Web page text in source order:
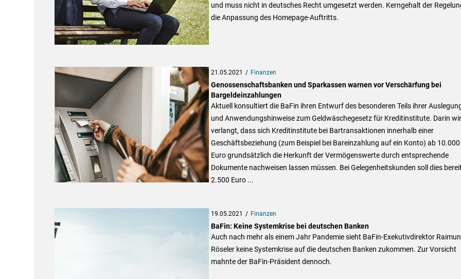
und muss nicht in deutsches Recht umgesetzt werden. Kerngehalt der
die Anpassung des Homepage-Auftritts.
21.05.2021 Finanzen
Genossenschaftsbanken und Sparkassen warnen vor Verschärfung bei
Bargeldeinzahlungen
Aktuell konsultiert die BaFin ihren Entwurf des besonderen Teils ihrer
und Anwendungshinweise zum Geldwäschegesetz für Kreditinstitute. Darin
verlangt, dass sich Kreditinstitute bei Bartransaktionen innerhalb einer
Geschäftsbeziehung (zum Beispiel bei Bareinzahlung auf ein Konto) ab 10.000
Euro grundsätzlich die Herkunft der Vermögenswerte durch entsprechende
Dokumente nachweisen lassen müssen. Bei Gelegenheitskunden soll dies
2.500 Euro ...
19.05.2021 Finanzen
BaFin: Keine Systemkrise bei deutschen Banken
Auch nach mehr als einem Jahr Pandemie sieht BaFin-Exekutivdirektor
Röseler keine Systemkrise auf die deutschen Banken zukommen. Zur Vorsicht
mahnte der BaFin-Präsident dennoch.